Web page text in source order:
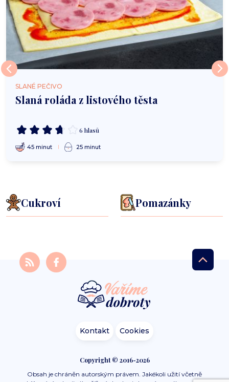
SLANÉ PEČIVO
Slaná roláda z listového těsta
6 hlasů
45 minut 25 minut
Cukroví Pomazánky
Kontakt Cookies
Copyright © 2016-2026
Obsah je chráněn autorským právem. Jakékoli užití včetně